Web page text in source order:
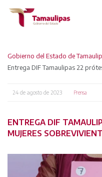
Gobierno del Estado de
24 de agosto de 2023 Prensa
ENTREGA DIF
MUJERES